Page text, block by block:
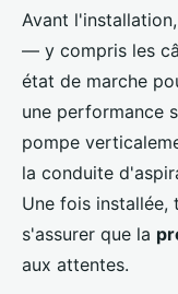
Avant
— y compris les
état de marche
une performance
pompe
la conduite
Une fois installée,
s'assurer que la
aux attentes.